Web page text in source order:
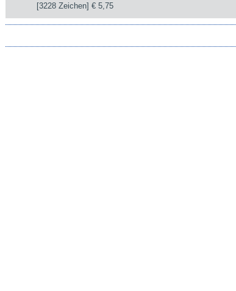
[3228 Zeichen]€ 5,75